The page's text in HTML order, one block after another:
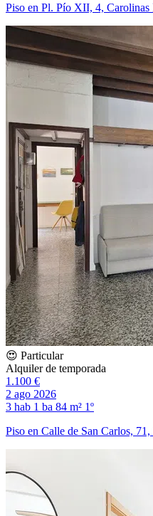
Piso en Pl. Pío XII, 4, Carolinas
😍 Particular
Alquiler de temporada
1.100 €
2 ago 2026
3 hab 1 ba 84 m² 1º
Piso en Calle de San Carlos,